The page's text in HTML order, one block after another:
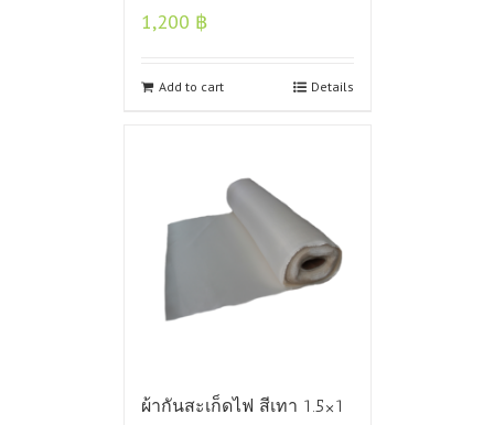
1,200 ฿
Add to cart Details
ผ้ากันสะเก็ดไฟ สีเทา 1.5×1